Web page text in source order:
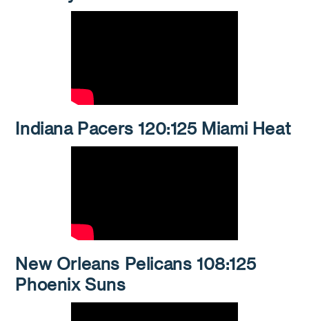
Indiana Pacers 120:125 Miami Heat
New Orleans Pelicans 108:125
Phoenix Suns